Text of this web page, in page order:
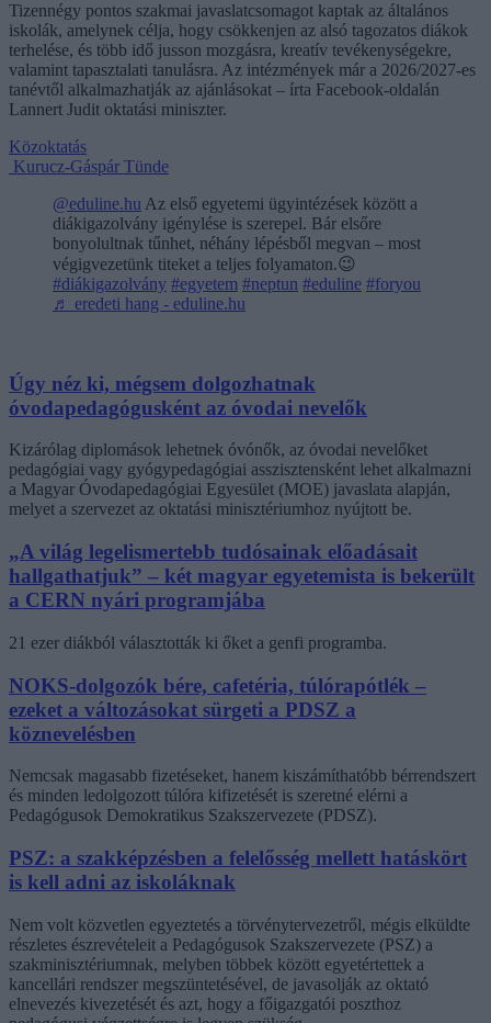
Tizennégy pontos szakmai javaslatcsomagot kaptak az általános
iskolák, amelynek célja, hogy csökkenjen az alsó tagozatos diákok
terhelése, és több idő jusson mozgásra, kreatív tevékenységekre,
valamint tapasztalati tanulásra. Az intézmények már a 2026/2027-es
tanévtől alkalmazhatják az ajánlásokat – írta Facebook-oldalán
Lannert Judit oktatási miniszter.
Közoktatás
Kurucz-Gáspár Tünde
@eduline.hu Az első egyetemi ügyintézések között a
diákigazolvány igénylése is szerepel. Bár elsőre
bonyolultnak tűnhet, néhány lépésből megvan – most
végigvezetünk titeket a teljes folyamaton.😉
#diákigazolvány #egyetem #neptun #eduline #foryou
♬ eredeti hang - eduline.hu
Úgy néz ki, mégsem dolgozhatnak
óvodapedagógusként az óvodai nevelők
Kizárólag diplomások lehetnek óvónők, az óvodai nevelőket
pedagógiai vagy gyógypedagógiai asszisztensként lehet alkalmazni
a Magyar Óvodapedagógiai Egyesület (MOE) javaslata alapján,
melyet a szervezet az oktatási minisztériumhoz nyújtott be.
„A világ legelismertebb tudósainak előadásait
hallgathatjuk” – két magyar egyetemista is bekerült
a CERN nyári programjába
21 ezer diákból választották ki őket a genfi programba.
NOKS-dolgozók bére, cafetéria, túlórapótlék –
ezeket a változásokat sürgeti a PDSZ a
köznevelésben
Nemcsak magasabb fizetéseket, hanem kiszámíthatóbb bérrendszert
és minden ledolgozott túlóra kifizetését is szeretné elérni a
Pedagógusok Demokratikus Szakszervezete (PDSZ).
PSZ: a szakképzésben a felelősség mellett hatáskört
is kell adni az iskoláknak
Nem volt közvetlen egyeztetés a törvénytervezetről, mégis elküldte
részletes észrevételeit a Pedagógusok Szakszervezete (PSZ) a
szakminisztériumnak, melyben többek között egyetértettek a
kancellári rendszer megszüntetésével, de javasolják az oktató
elnevezés kivezetését és azt, hogy a főigazgatói poszthoz